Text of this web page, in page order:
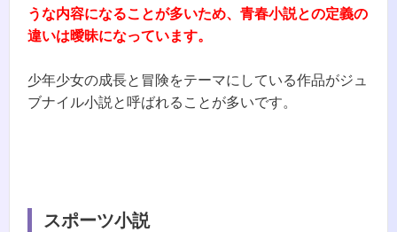
うな内容になることが多いため、青春小説との定義の
違いは曖昧になっています。
少年少女の成長と冒険をテーマにしている作品がジュ
ブナイル小説と呼ばれることが多いです。
スポーツ小説